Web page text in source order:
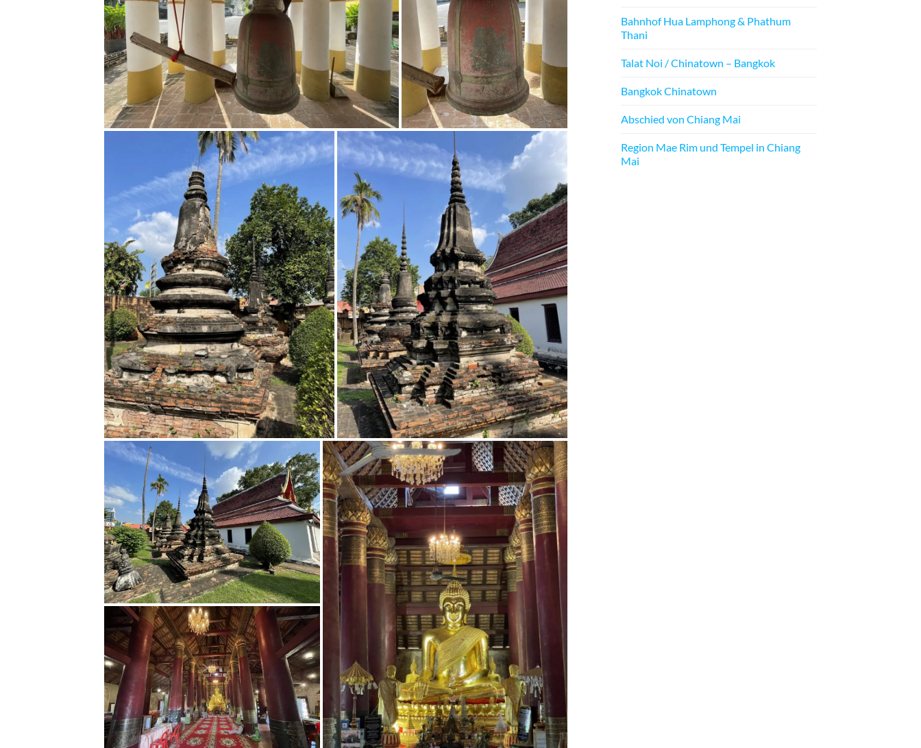
Bahnhof Hua Lamphong & Phathum
Thani
Talat Noi / Chinatown – Bangkok
Bangkok Chinatown
Abschied von Chiang Mai
Region Mae Rim und Tempel in Chiang
Mai